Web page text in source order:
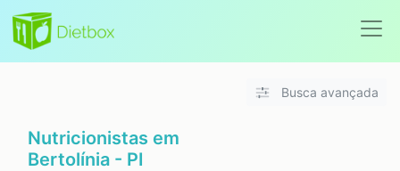
Busca avançada
Nutricionistas em
Bertolínia - PI